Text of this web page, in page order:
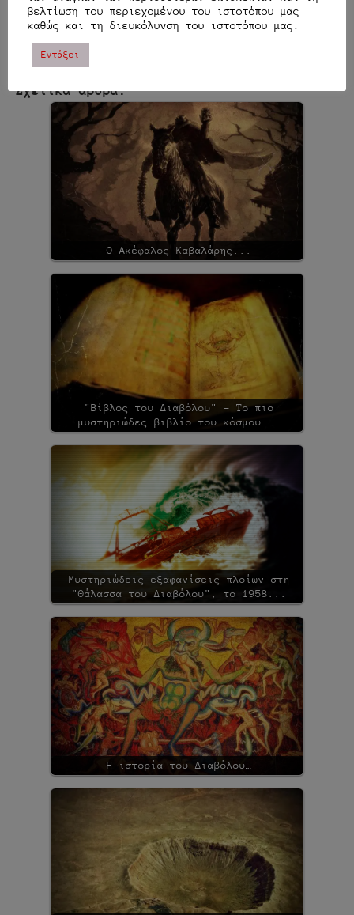
Μου αρέσει αυτό:
Σχετικά άρθρα:
Ο Ακέφαλος Καβαλάρης...
"Βίβλος του Διαβόλου" - Το πιο
μυστηριώδες βιβλίο του κόσμου...
Μυστηριώδεις εξαφανίσεις πλοίων στη
"Θάλασσα του Διαβόλου", το 1958...
Η ιστορία του Διαβόλου…
βελτίωση του περιεχομένου του ιστοτόπου μας
καθώς και τη διευκόλυνση του ιστοτόπου μας.
Εντάξει